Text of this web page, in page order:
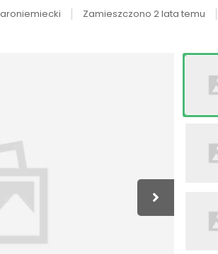
Zamieszczono 2 lata temu